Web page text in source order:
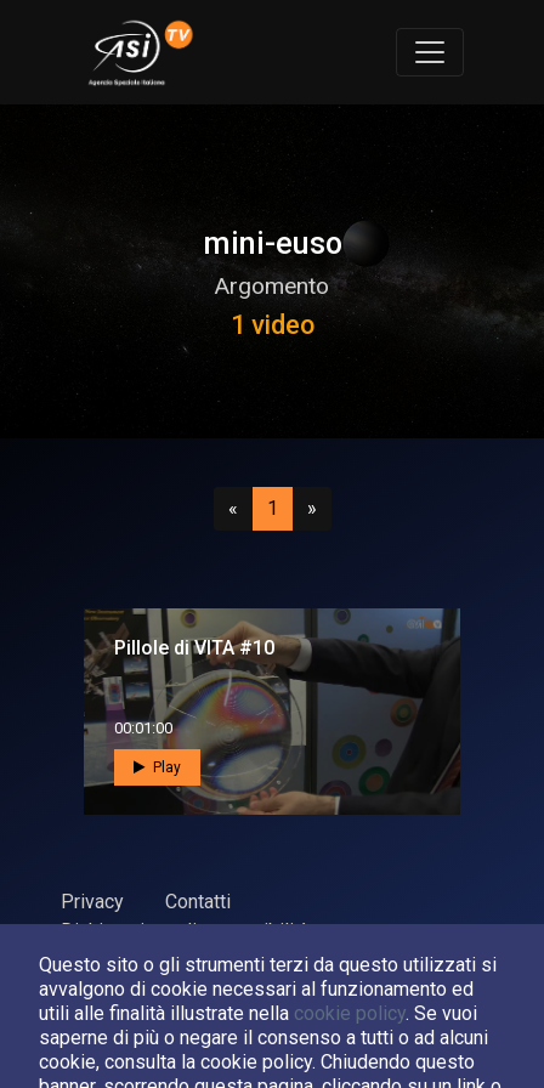
Questo sito o gli strumenti terzi da questo utilizzati si
avvalgono di cookie necessari al funzionamento ed
utili alle finalità illustrate nella cookie policy. Se vuoi
saperne di più o negare il consenso a tutti o ad alcuni
cookie, consulta la cookie policy. Chiudendo questo
mini-euso
Argomento
1 video
«Precedente
1 (attuale)
»Successivo
Pillole di VITA #10
00:01:00
Play
Privacy
Contatti
Dichiarazione di accessibilità
ASI Agenzia Spaziale Italiana, 2026. P.Iva 03638121008
Sviluppato daLPM
Seguici su: